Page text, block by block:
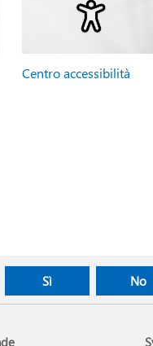
Centro accessibilità
Sì No